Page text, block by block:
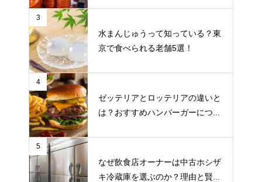
3
水まんじゅうって知っている？東
京で食べられる老舗5選！
4
ゼッテリアとロッテリアの違いと
は？おすすめハンバーガーにつ...
5
なぜ飲食店オーナーは中古ホシザ
キ冷蔵庫を選ぶのか？理由と賢...